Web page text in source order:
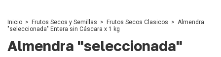
Inicio > Frutos Secos y Semillas > Frutos Secos Clasicos > Almendra
"seleccionada" Entera sin Cáscara x 1 kg
Almendra "seleccionada"